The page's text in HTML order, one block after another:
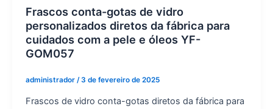
Frascos conta-gotas de vidro
personalizados diretos da fábrica para
cuidados com a pele e óleos YF-
GOM057
administrador /3 de fevereiro de 2025
Frascos de vidro conta-gotas diretos da fábrica para